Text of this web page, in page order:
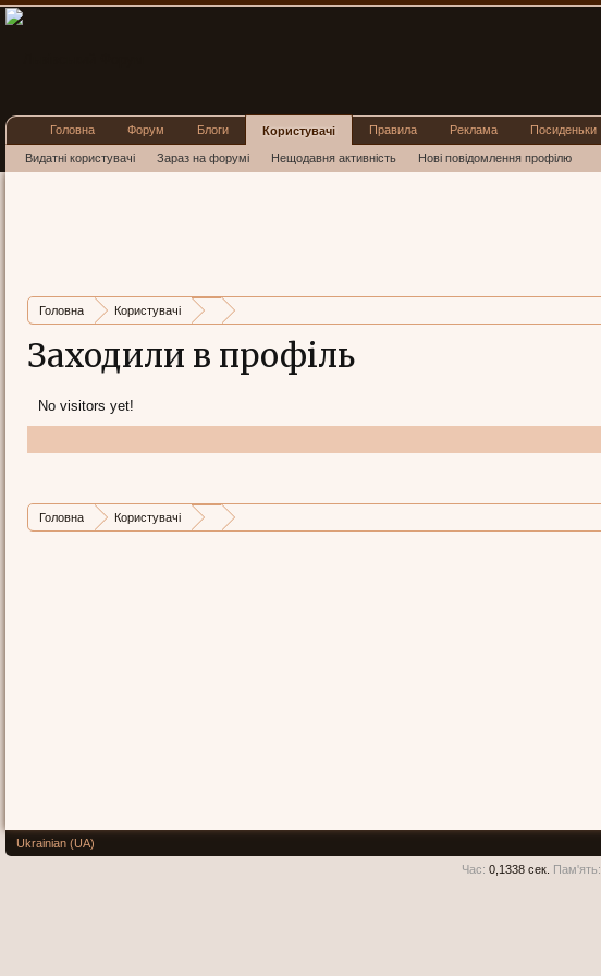
Головна Користувачі
Заходили в профіль
No visitors yet!
Головна Користувачі
Головна Форум Блоги Користувачі
Видатні користувачі Зараз на форумі Нещодавня активність Нові повідомлення профілю
Правила Реклама Посиденьки
Ukrainian (UA)
Час: 0,1338 сек. Пам'ять: